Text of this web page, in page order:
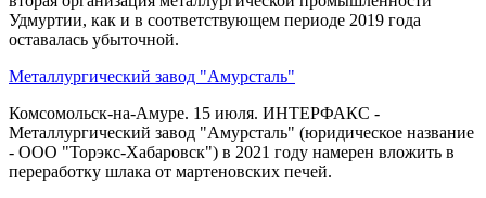
Удмуртии, как и в соответствующем периоде 2019 года
оставалась убыточной.
Металлургический завод "Амурсталь"
Комсомольск-на-Амуре. 15 июля. ИНТЕРФАКС -
Металлургический завод "Амурсталь" (юридическое название
- ООО "Торэкс-Хабаровск") в 2021 году намерен вложить в
переработку шлака от мартеновских печей.